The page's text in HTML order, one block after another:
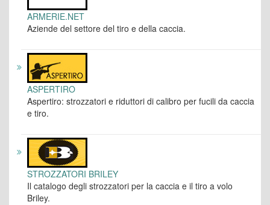
ARMERIE.NET
Aziende del settore del tiro e della caccia.
ASPERTIRO
Aspertiro: strozzatori e riduttori di calibro per fucili da caccia
e tiro.
STROZZATORI BRILEY
Il catalogo degli strozzatori per la caccia e il tiro a volo
Briley.